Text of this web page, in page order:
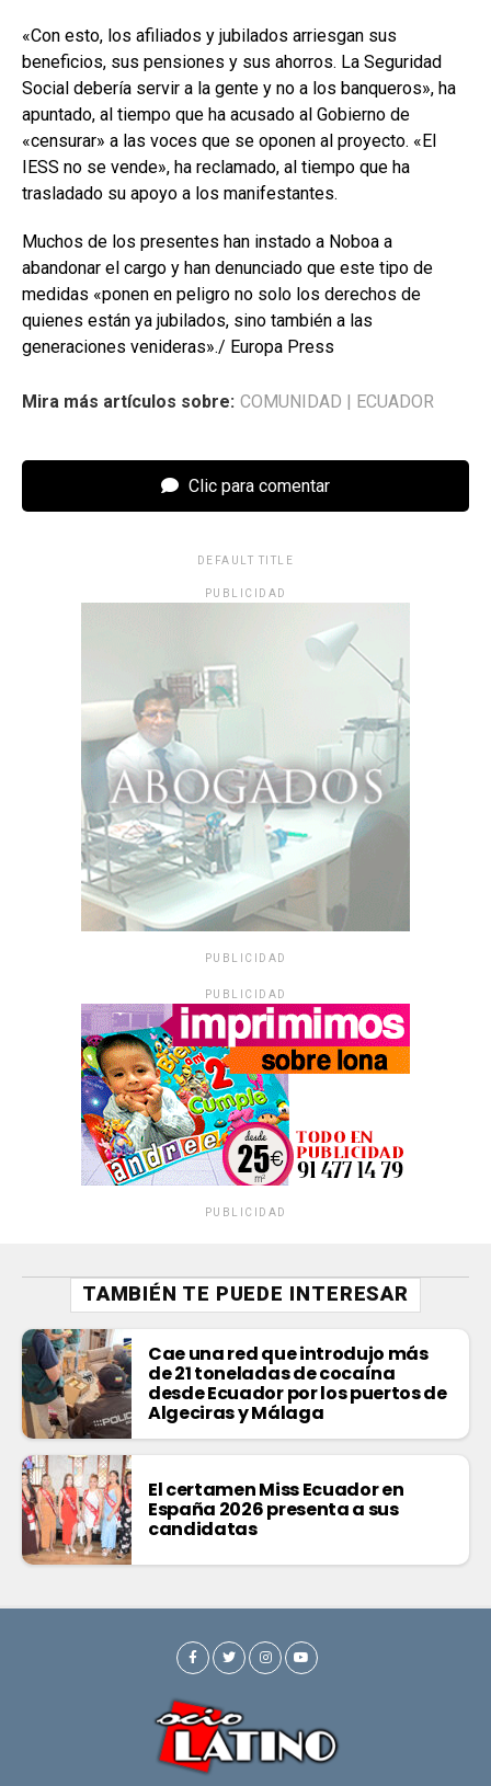
«Con esto, los afiliados y jubilados arriesgan sus
beneficios, sus pensiones y sus ahorros. La Seguridad
Social debería servir a la gente y no a los banqueros», ha
apuntado, al tiempo que ha acusado al Gobierno de
«censurar» a las voces que se oponen al proyecto. «El
IESS no se vende», ha reclamado, al tiempo que ha
trasladado su apoyo a los manifestantes.
Muchos de los presentes han instado a Noboa a
abandonar el cargo y han denunciado que este tipo de
medidas «ponen en peligro no solo los derechos de
quienes están ya jubilados, sino también a las
generaciones venideras»./ Europa Press
Mira más artículos sobre: COMUNIDAD ECUADOR
Clic para comentar
DEFAULT TITLE
PUBLICIDAD
PUBLICIDAD
PUBLICIDAD
PUBLICIDAD
TAMBIÉN TE PUEDE INTERESAR
Cae una red que introdujo más
de 21 toneladas de cocaína
desde Ecuador por los puertos de
Algeciras y Málaga
El certamen Miss Ecuador en
España 2026 presenta a sus
candidatas